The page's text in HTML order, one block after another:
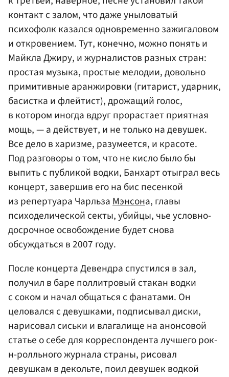
контакт с залом, что даже уныловатый
психофолк казался одновременно зажигаловом
и откровением. Тут, конечно, можно понять и
Майкла Джиру, и журналистов разных стран:
простая музыка, простые мелодии, довольно
примитивные аранжировки (гитарист, ударник,
басистка и флейтист), дрожащий голос,
в котором иногда вдруг прорастает приятная
мощь, — а действует, и не только на девушек.
Все дело в харизме, разумеется, и красоте.
Под разговоры о том, что не кисло было бы
выпить с публикой водки, Банхарт отыграл весь
концерт, завершив его на бис песенкой
из репертуара ЧарльзаМэнсона, главы
психоделической секты, убийцы, чье условно-
досрочное освобождение будет снова
обсуждаться в 2007 году.
После концерта Девендра спустился в зал,
получил в баре поллитровый стакан водки
с соком и начал общаться с фанатами. Он
целовался с девушками, подписывал диски,
нарисовал сиськи и влагалище на анонсовой
статье о себе для корреспондента лучшего рок-
н-ролльного журнала страны, рисовал
девушкам в декольте, поил девушек водкой